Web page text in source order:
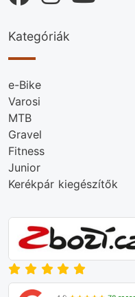
Kategóriák
e-Bike
Varosi
MTB
Gravel
Fitness
Junior
Kerékpár kiegészítők